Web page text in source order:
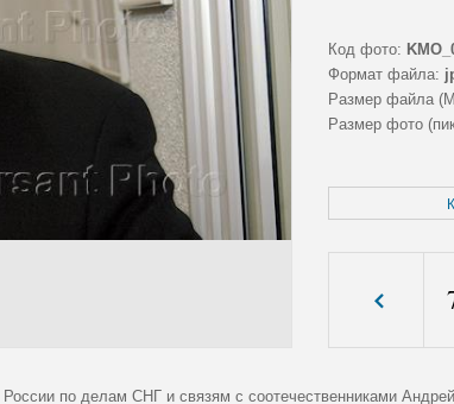
Код фото:
Формат файла:
Размер файла
Размер фото
по делам СНГ и связям с соотечественниками